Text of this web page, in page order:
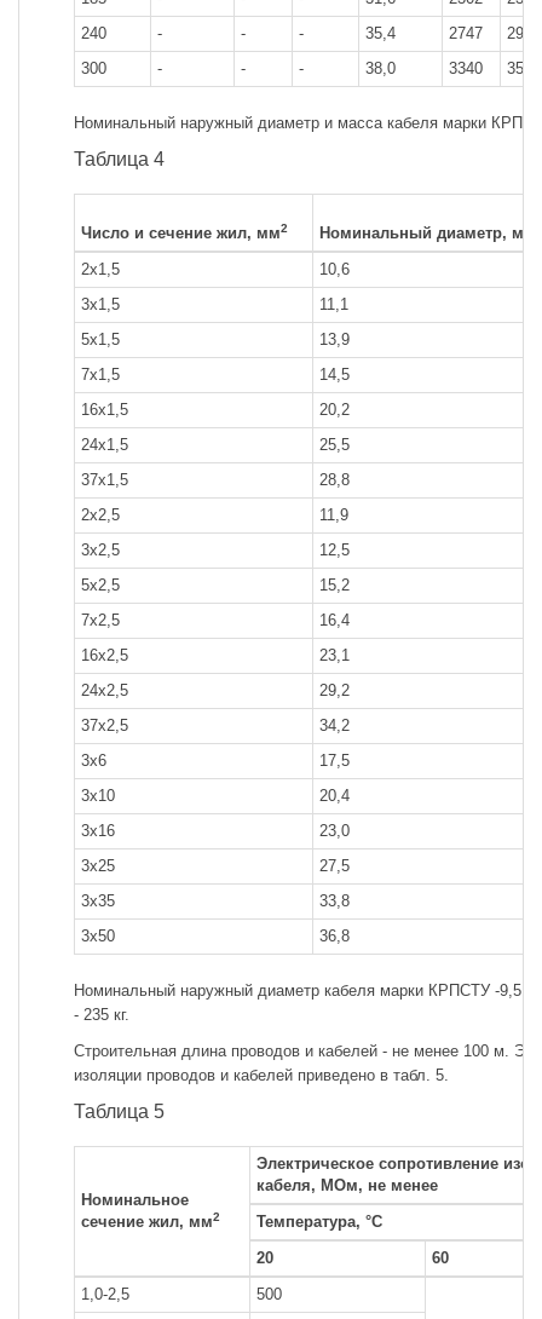
240
- - - 35,4 2747
2951
300
- - - 38,0 3340 3580
Номинальный наружный диаметр и масса кабеля марки
Таблица 4
Число и сечение жил, мм2
Номинальный диаметр, мм
2x1,5
10,6
3x1,5
11,1
5x1,5
13,9
7x1,5
14,5
16x1,5
20,2
24x1,5
25,5
37x1,5
28,8
2x2,5
11,9
3x2,5
12,5
5x2,5
15,2
7x2,5
16,4
16x2,5
23,1
24x2,5
29,2
37x2,5
34,2
3x6
17,5
3x10
20,4
3x16
23,0
3x25
27,5
3x35
33,8
3x50
36,8
Номинальный наружный диаметр кабеля марки КРПСТУ -9,5
- 235 кг.
Строительная длина проводов и кабелей - не менее 100 м.
изоляции проводов и кабелей приведено в табл. 5.
Таблица 5
Номинальное
сечение жил, мм2
Электрическое сопротивление
кабеля, МОм, не менее
Температура, °С
20
60
1,0-2,5
500